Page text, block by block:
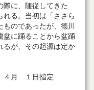
に、随従してきた
れる。当初は「ささら
のであったが、徳川
盆に踊ることから盆踊
るが、その起源は定か
月 １日指定